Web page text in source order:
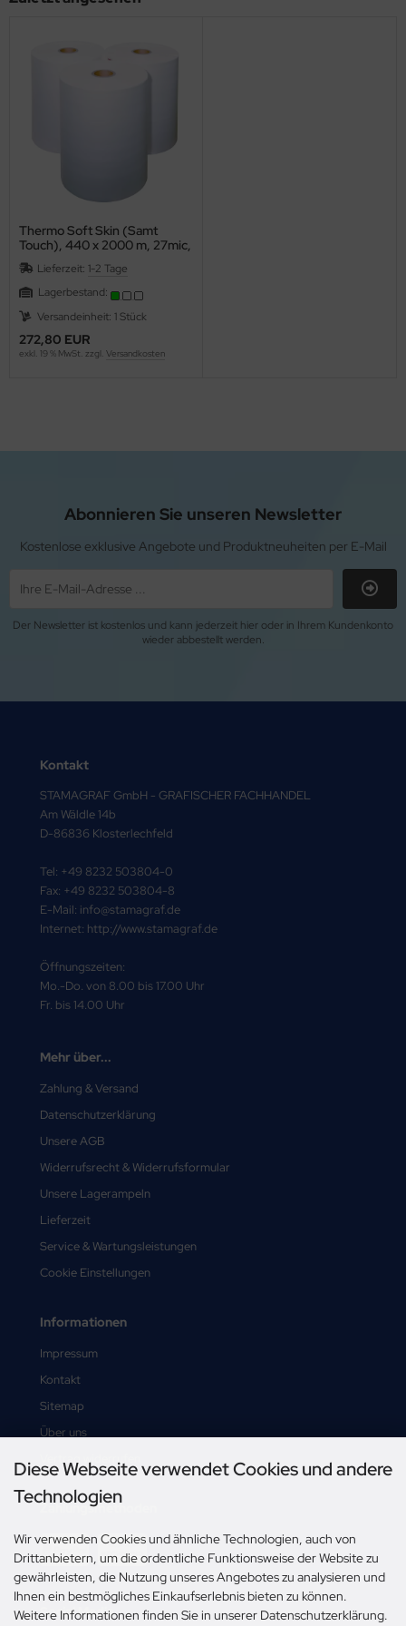
Thermo Soft Skin (Samt
Touch), 440 x 2000 m, 27mic,
77er Kern
Lieferzeit: 1-2 Tage
Lagerbestand:
Versandeinheit: 1 Stück
272,80 EUR
exkl. 19 % MwSt. zzgl. Versandkosten
Abonnieren Sie unseren Newsletter
Kostenlose exklusive Angebote und Produktneuheiten per E-Mail
Der Newsletter ist kostenlos und kann jederzeit hier oder in Ihrem Kundenkonto
wieder abbestellt werden.
Kontakt
STAMAGRAF GmbH - GRAFISCHER FACHHANDEL
Am Wäldle 14b
D-86836 Klosterlechfeld
Tel: +49 8232 503804-0
Fax: +49 8232 503804-8
E-Mail: info@stamagraf.de
Internet: http://www.stamagraf.de
Öffnungszeiten:
Mo.-Do. von 8.00 bis 17.00 Uhr
Fr. bis 14.00 Uhr
Mehr über...
Zahlung & Versand
Datenschutzerklärung
Unsere AGB
Widerrufsrecht & Widerrufsformular
Unsere Lagerampeln
Lieferzeit
Service & Wartungsleistungen
Cookie Einstellungen
Informationen
Impressum
Kontakt
Sitemap
Über uns
Vertrag widerrufen
Zahlungsmethoden
Social Media
Diese Webseite verwendet Cookies und andere
Technologien
Wir verwenden Cookies und ähnliche Technologien, auch von
Drittanbietern, um die ordentliche Funktionsweise der Website zu
gewährleisten, die Nutzung unseres Angebotes zu analysieren und
Ihnen ein bestmögliches Einkaufserlebnis bieten zu können.
Weitere Informationen finden Sie in unserer Datenschutzerklärung.
Packband-Gewebeklebepunkte